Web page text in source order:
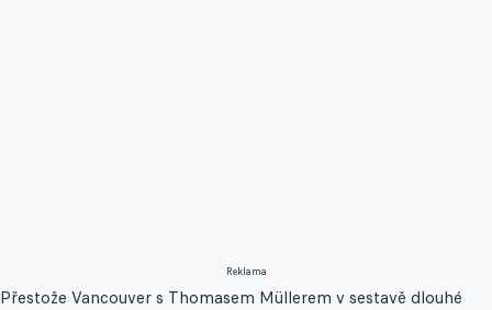
Reklama
Přestože Vancouver s Thomasem Müllerem v sestavě dlouhé